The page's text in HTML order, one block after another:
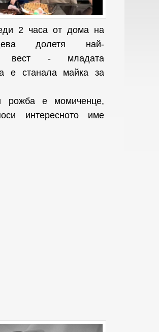
2 часа от дома на
долетя най-
вест - младата
е станала майка за
рожба е момиченце,
интересното име